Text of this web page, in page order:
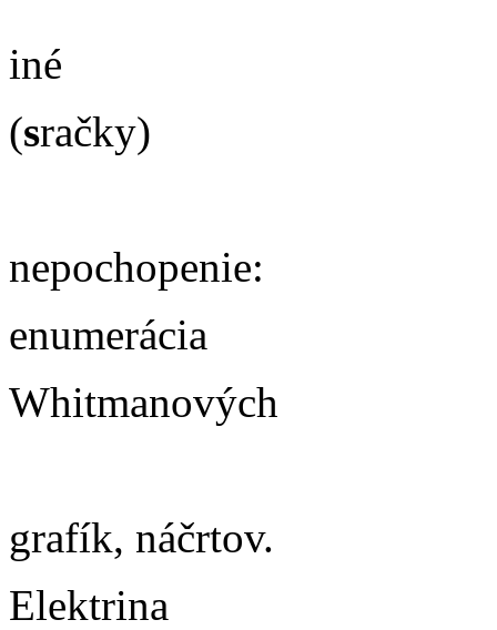
iné
(sračky)
nepochopenie:
enumerácia
Whitmanových
grafík, náčrtov.
Elektrina